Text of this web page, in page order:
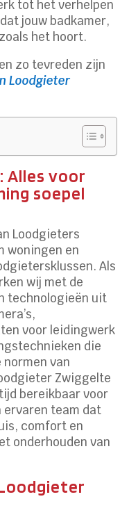
tot het verhelpen
jouw badkamer,
het hoort.
zo tevreden zijn
Loodgieter
Alles voor
soepel
Loodgieters
woningen en
Als
wij met de
technologieën uit
voor leidingwerk
die
van
Zwiggelte
bereikbaar voor
ervaren team dat
comfort en
onderhouden van